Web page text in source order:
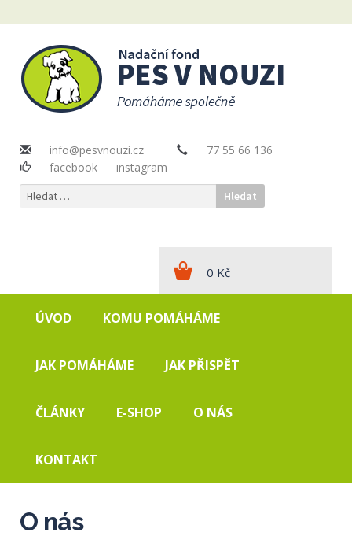
info@pesvnouzi.cz
77 55 66 136
facebook
instagram
Vyhledávání
0 Kč
ÚVOD KOMU POMÁHÁME
JAK POMÁHÁME JAK PŘISPĚT
ČLÁNKY E-SHOP O NÁS
KONTAKT
O nás